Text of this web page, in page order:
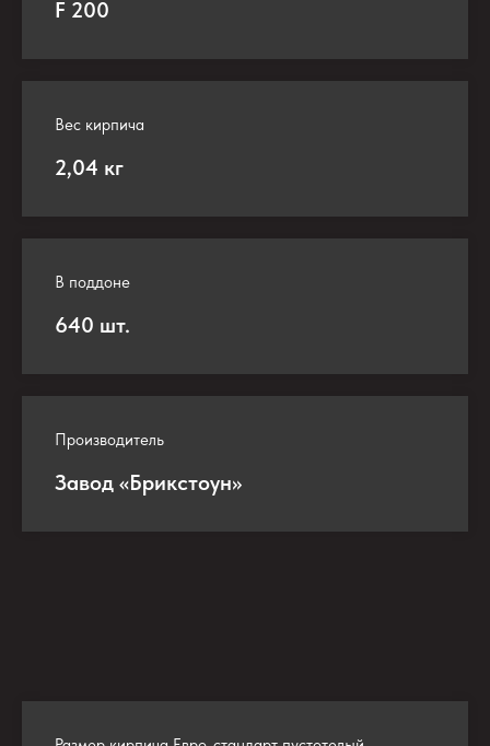
F 200
Вес кирпича
2,04 кг
В поддоне
640 шт.
Производитель
Завод «Брикстоун»